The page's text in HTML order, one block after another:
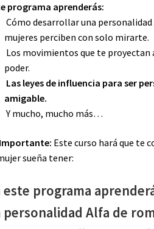
programa aprenderás:
Cómo desarrollar una
mujeres perciben con solo mirarte.
Los movimientos que te proyectan
poder.
Las leyes de influencia para ser
amigable.
Y mucho, mucho más…
Este curso hará que te
sueña tener:
este programa
personalidad Alfa de